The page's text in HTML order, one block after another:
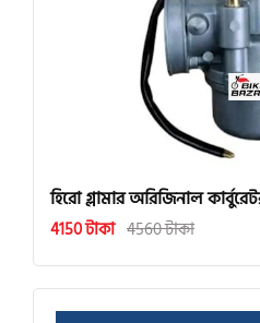
হিরো গ্লামার অরিজিনাল
4150 টাকা 4560 টাকা